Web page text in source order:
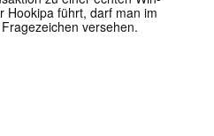
Hookipa führt, darf man im
versehen.